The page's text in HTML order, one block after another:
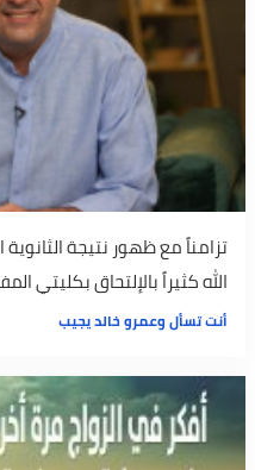
تزامناً مع ظهور نتيجة
الله كثيراً بالإلتحاق بكليتي
أنت تسأل وعمرو خالد يجيب